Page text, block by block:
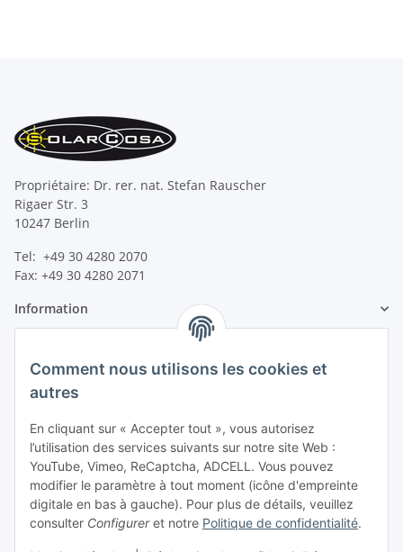
Comment nous utilisons les cookies et
autres
En cliquant sur « Accepter tout », vous autorisez
l’utilisation des services suivants sur notre site Web :
YouTube, Vimeo, ReCaptcha, ADCELL. Vous pouvez
modifier le paramètre à tout moment (icône d'empreinte
digitale en bas à gauche). Pour plus de détails, veuillez
consulter Configureret notre Politique de confidentialité.
Propriétaire: Dr. rer. nat. Stefan Rauscher
Rigaer Str. 3
10247 Berlin
Tel: +49 30 4280 2070
Fax: +49 30 4280 2071
Information